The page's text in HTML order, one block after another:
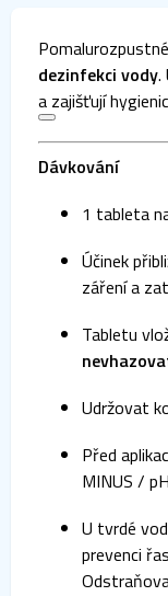
dezinfekci vody.
a zajišťují
Dávkování
1 tableta
Účinek
záření a
Tabletu
Udržovat
Před
MINUS /
U tvrdé
prevenci